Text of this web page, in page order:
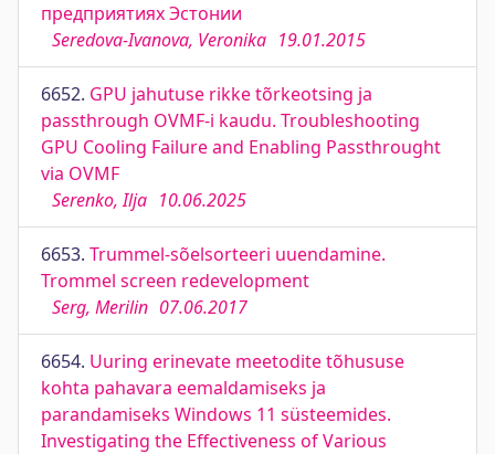
предприятиях Эстонии
Seredova-Ivanova, Veronika 19.01.2015
6652. GPU jahutuse rikke tõrkeotsing ja
passthrough OVMF-i kaudu. Troubleshooting
GPU Cooling Failure and Enabling Passthrought
via OVMF
Serenko, Ilja 10.06.2025
6653. Trummel-sõelsorteeri uuendamine.
Trommel screen redevelopment
Serg, Merilin 07.06.2017
6654. Uuring erinevate meetodite tõhususe
kohta pahavara eemaldamiseks ja
parandamiseks Windows 11 süsteemides.
Investigating the Effectiveness of Various